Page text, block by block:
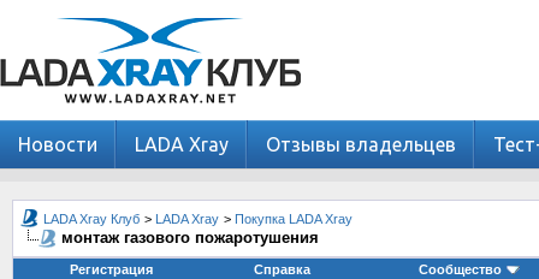
Новости LADA Xray Отзывы владельцев
LADA Xray Клуб > LADA Xray > Покупка LADA Xray
монтаж газового пожаротушения
Регистрация Справка Сообщество